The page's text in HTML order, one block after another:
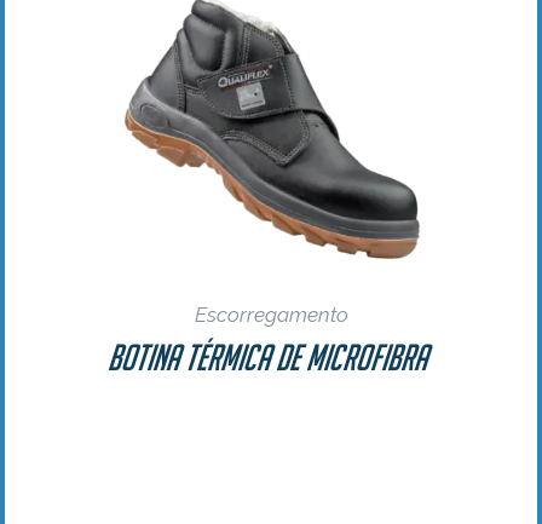
Escorregamento
Botina Térmica de Microfibra